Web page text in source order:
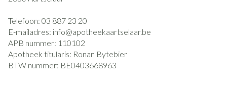
Telefoon: 03 887 23 20
E-mailadres: info@apotheekaartselaar.be
APB nummer: 110102
Apotheek titularis: Ronan Bytebier
BTW nummer: BE0403668963